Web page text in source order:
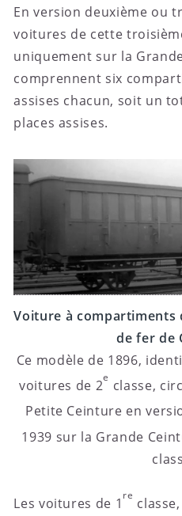
En version deuxième ou
voitures de cette
uniquement sur la
comprennent six
assises chacun, soit un
places assises.
Voiture à compartiments
de fer de
Ce modèle de 1896,
voitures de 2
e
classe,
Petite Ceinture en
1939 sur la Grande
Les voitures de 1
re